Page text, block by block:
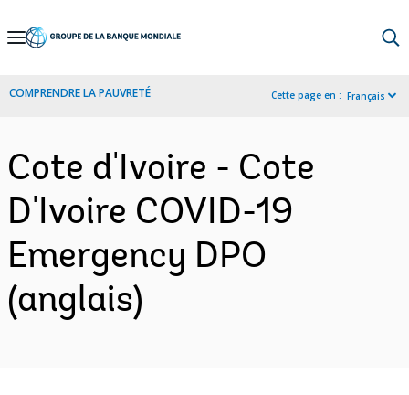
Skip
Navigation
COMPRENDRE LA PAUVRETÉ Cette page en : Français
Cote d'Ivoire - Cote
D'Ivoire COVID-19
Emergency DPO
(anglais)